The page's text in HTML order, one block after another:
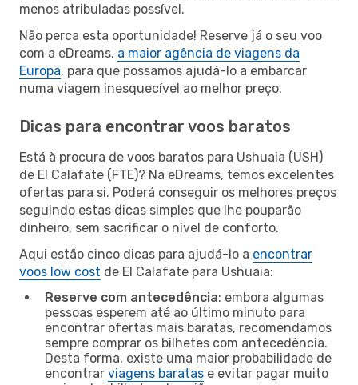
menos atribuladas possível.
Não perca esta oportunidade! Reserve já o seu voo
com a eDreams, a maior agência de viagens da
Europa, para que possamos ajudá-lo a embarcar
numa viagem inesquecível ao melhor preço.
Dicas para encontrar voos baratos
Está à procura de voos baratos para Ushuaia (USH)
de El Calafate (FTE)? Na eDreams, temos excelentes
ofertas para si. Poderá conseguir os melhores preços
seguindo estas dicas simples que lhe pouparão
dinheiro, sem sacrificar o nível de conforto.
Aqui estão cinco dicas para ajudá-lo a encontrar
voos low cost de El Calafate para Ushuaia:
Reserve com antecedência: embora algumas
pessoas esperem até ao último minuto para
encontrar ofertas mais baratas, recomendamos
sempre comprar os bilhetes com antecedência.
Desta forma, existe uma maior probabilidade de
encontrar viagens baratas e evitar pagar muito